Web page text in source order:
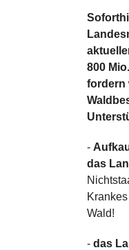
800
fordern
-
das
Wald!
-das